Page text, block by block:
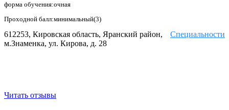
форма обучения:очная
Проходной балл:минимальный(3)
Специальности
612253, Кировская область, Яранский район,
м.Знаменка, ул. Кирова, д. 28
Читать отзывы